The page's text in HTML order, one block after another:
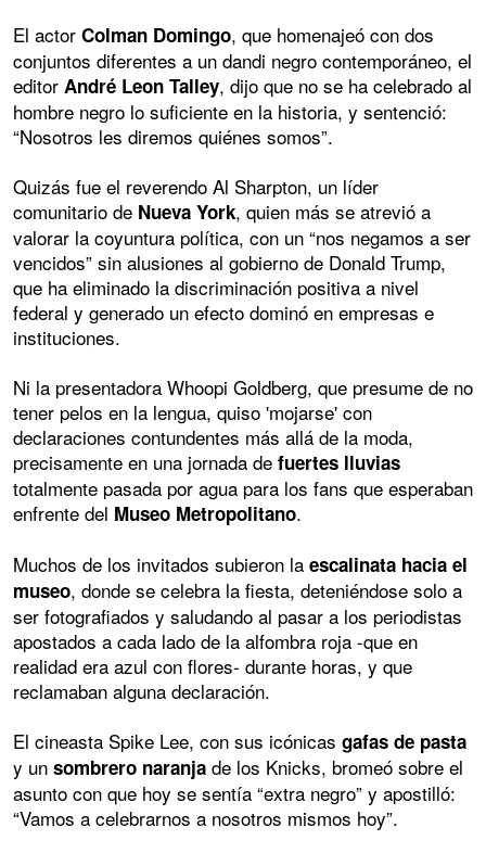
El actor Colman Domingo, que homenajeó con dos
conjuntos diferentes a un dandi negro contemporáneo, el
editor André Leon Talley, dijo que no se ha celebrado al
hombre negro lo suficiente en la historia, y sentenció:
“Nosotros les diremos quiénes somos”.
Quizás fue el reverendo Al Sharpton, un líder
comunitario de Nueva York, quien más se atrevió a
valorar la coyuntura política, con un “nos negamos a ser
vencidos” sin alusiones al gobierno de Donald Trump,
que ha eliminado la discriminación positiva a nivel
federal y generado un efecto dominó en empresas e
instituciones.
Ni la presentadora Whoopi Goldberg, que presume de no
tener pelos en la lengua, quiso 'mojarse' con
declaraciones contundentes más allá de la moda,
precisamente en una jornada de fuertes lluvias
totalmente pasada por agua para los fans que esperaban
enfrente del Museo Metropolitano.
Muchos de los invitados subieron la escalinata hacia el
museo, donde se celebra la fiesta, deteniéndose solo a
ser fotografiados y saludando al pasar a los periodistas
apostados a cada lado de la alfombra roja -que en
realidad era azul con flores- durante horas, y que
reclamaban alguna declaración.
El cineasta Spike Lee, con sus icónicas gafas de pasta
y un sombrero naranja de los Knicks, bromeó sobre el
asunto con que hoy se sentía “extra negro” y apostilló:
“Vamos a celebrarnos a nosotros mismos hoy”.